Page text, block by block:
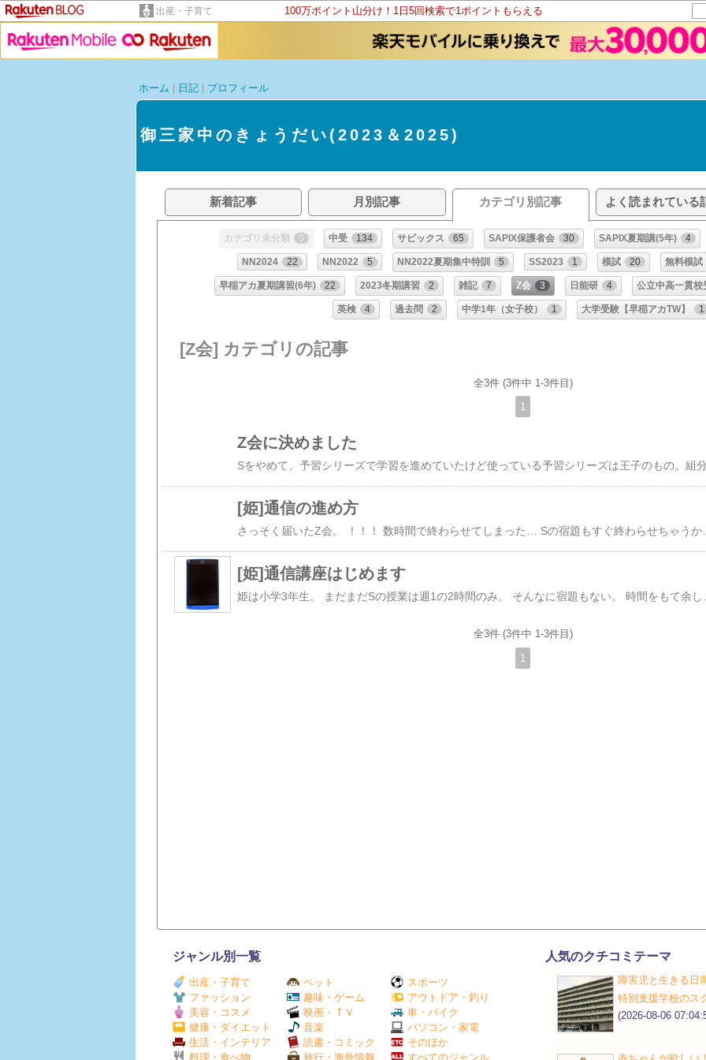
出産・子育て 100万ポイント山分け！1日5回検索で1ポイントもらえる
ホーム
日記 プロフィール
御三家中のきょうだい(2023＆2025)
新着記事 月別記事 カテゴリ別記事 よく読まれている
カテゴリ未分類 0 中受 134 サピックス 65 SAPIX保護者会 30 SAPIX夏期講(5年) 4
NN2024 22 NN2022 5 NN2022夏期集中特訓 5 SS2023 1 模試 20 無料模試
早稲アカ夏期講習(6年) 22 2023冬期講習 2 雑記 7 Z会 3 日能研 4 公立中高一貫校
英検 4 過去問 2 中学1年（女子校） 1 大学受験【早稲アカTW】 1
[Z会] カテゴリの記事
全3件 (3件中 1-3件目)
1
Z会に決めました
[姫]通信の進め方
さっそく届いたZ会。 ！！！ 数時間で終わらせてしまった… Sの宿題もすぐ終わらせちゃうからと 新規導入したのに… 添削を残すのみとなってしまった。 お勉強好きすぎる姫。 課題を与えれば与えられただけこなす姫。 平日のもて余してる時間、どうしよう。
[姫]通信講座はじめます
全3件 (3件中 1-3件目)
1
ジャンル別一覧
出産・子育て
ファッション
美容・コスメ
健康・ダイエット
生活・インテリア
料理・食べ物
ペット
趣味・ゲーム
映画・ＴＶ
音楽
読書・コミック
旅行・海外情報
スポーツ
アウトドア・釣り
車・バイク
パソコン・家電
そのほか
すべてのジャンル
人気のクチコミテーマ
障害児と生きる日
特別支援学校のス
(2026-08-06